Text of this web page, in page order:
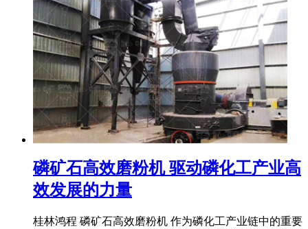
磷矿石高效磨粉机 驱动磷化工产业高
效发展的力量
桂林鸿程 磷矿石高效磨粉机 作为磷化工产业链中的重要